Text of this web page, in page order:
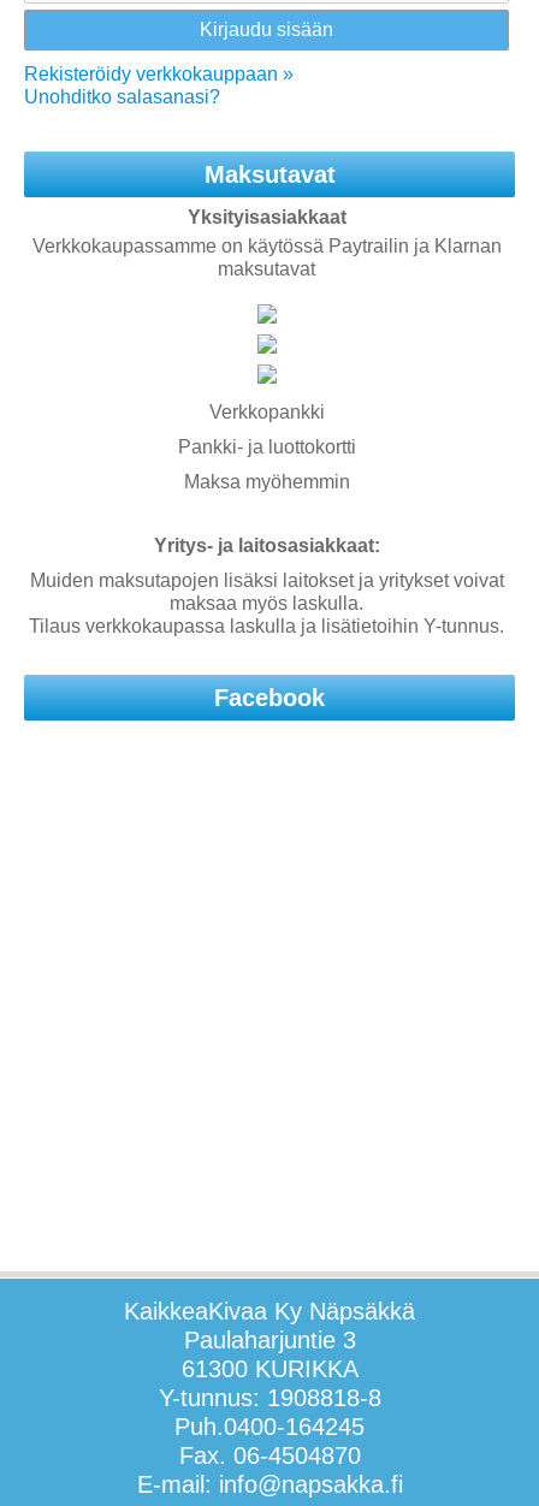
Rekisteröidy verkkokauppaan »
Unohditko salasanasi?
Maksutavat
Yksityisasiakkaat
Verkkokaupassamme on käytössä Paytrailin ja Klarnan
maksutavat
Verkkopankki
Pankki- ja luottokortti
Maksa myöhemmin
Yritys- ja laitosasiakkaat:
Muiden maksutapojen lisäksi laitokset ja yritykset voivat
maksaa myös laskulla.
Tilaus verkkokaupassa laskulla ja lisätietoihin Y-tunnus.
Facebook
KaikkeaKivaa Ky Näpsäkkä
Paulaharjuntie 3
61300 KURIKKA
Y-tunnus: 1908818-8
Puh.0400-164245
Fax. 06-4504870
E-mail: info@napsakka.fi